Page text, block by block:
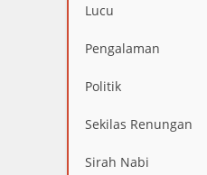
Lucu
Pengalaman
Politik
Sekilas Renungan
Sirah Nabi